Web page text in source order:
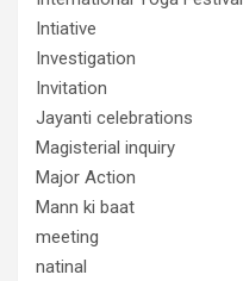
Intiative
Investigation
Invitation
Jayanti celebrations
Magisterial inquiry
Major Action
Mann ki baat
meeting
natinal